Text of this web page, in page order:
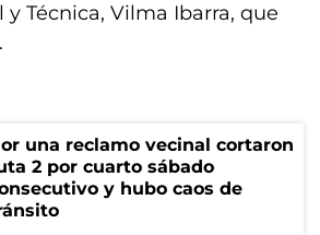
Técnica, Vilma Ibarra, que
una reclamo vecinal cortaron
2 por cuarto sábado
y hubo caos de